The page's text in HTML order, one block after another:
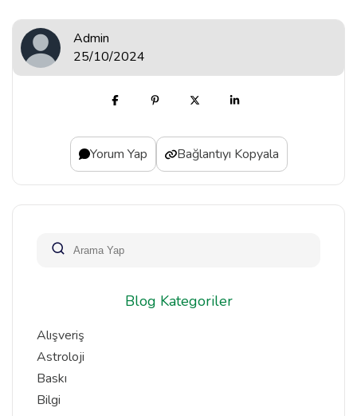
Admin
25/10/2024
Yorum Yap Bağlantıyı Kopyala
Blog Kategoriler
Alışveriş
Astroloji
Baskı
Bilgi